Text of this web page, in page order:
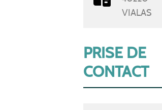
VIALAS
PRISE DE
CONTACT